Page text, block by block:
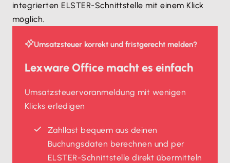
integrierten ELSTER-Schnittstelle mit einem Klick
möglich.
Umsatzsteuer korrekt und fristgerecht melden?
Lexware Office macht es einfach
Umsatzsteuervoranmeldung mit wenigen
Klicks erledigen
Zahllast bequem aus deinen
Buchungsdaten berechnen und per
ELSTER-Schnittstelle direkt übermitteln